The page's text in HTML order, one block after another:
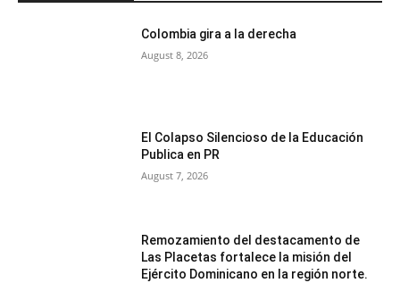
Colombia gira a la derecha
August 8, 2026
El Colapso Silencioso de la Educación
Publica en PR
August 7, 2026
Remozamiento del destacamento de
Las Placetas fortalece la misión del
Ejército Dominicano en la región norte.